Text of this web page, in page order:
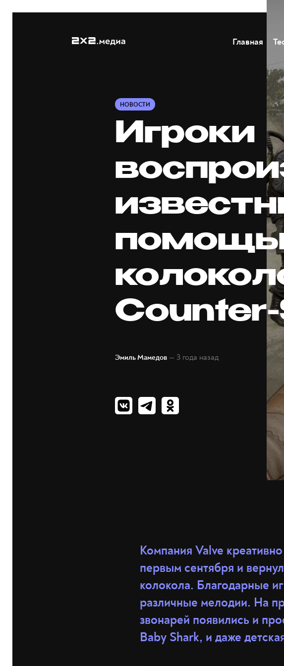
Главная
НОВОСТИ
Игроки
Эмиль Мамедов — 3 года назад
Компания Valve
первым сентября и
колокола. Благодарные
различные мелодии. На
звонарей появились и
Baby Shark, и даже